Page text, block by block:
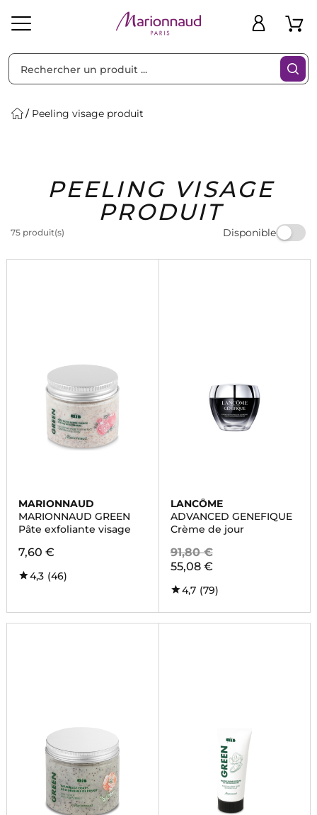
Solaire Homme Marques Idées
Cadeaux
Bons
Plans
Peeling visage produit
PEELING VISAGE
PRODUIT
75 produit(s) Disponible
Filtres
MARIONNAUD
MARIONNAUD GREEN
Pâte exfoliante visage
7,60 €
4,3 (46)
LANCÔME
ADVANCED GENEFIQUE
Crème de jour
91,80 €
55,08 €
4,7 (79)